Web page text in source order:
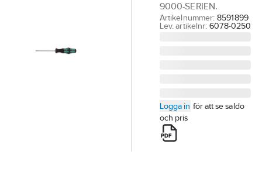
9000-SERIEN.
Artikelnummer: 8591899
Lev. artikelnr: 6078-0250
Logga in för att se saldo
och pris